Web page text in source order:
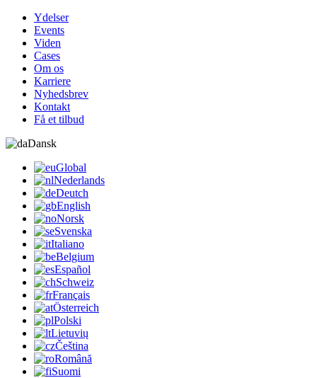
Ydelser
Events
Viden
Cases
Om os
Karriere
Nyhedsbrev
Kontakt
Få et tilbud
Dansk
Global
Nederlands
Deutch
English
Norsk
Svenska
Italiano
Belgium
Español
Schweiz
Français
Österreich
Polski
Lietuvių
Čeština
Română
Suomi